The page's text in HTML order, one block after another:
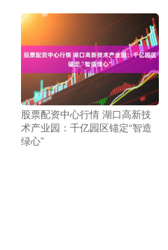
股票配资中心行情 湖口高新技
术产业园：千亿园区锚定“智造
绿心”